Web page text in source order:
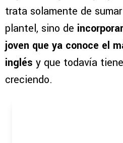
trata solamente de
plantel, sino de
joven que ya conoce el
inglés y que todavía
creciendo.